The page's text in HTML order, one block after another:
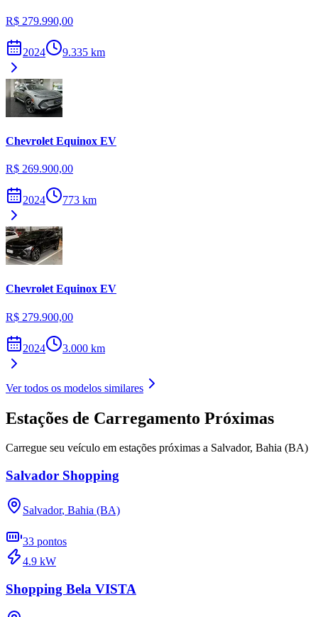
R$ 279.990,00
2024 9.335 km
Chevrolet Equinox EV
R$ 269.900,00
2024 773 km
Chevrolet Equinox EV
R$ 279.900,00
2024 3.000 km
Ver todos os modelos similares
Estações de Carregamento Próximas
Carregue seu veículo em estações próximas a Salvador, Bahia (BA)
Salvador Shopping
Salvador, Bahia (BA)
33 pontos
4.9 kW
Shopping Bela VISTA